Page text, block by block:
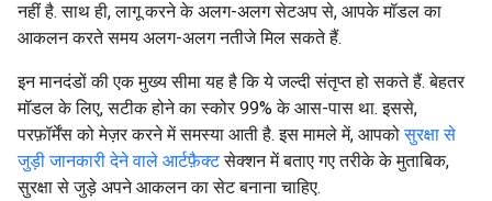
नहीं है. साथ ही, लागू करने के अलग-अलग सेटअप से, आपके मॉडल का
आकलन करते समय अलग-अलग नतीजे मिल सकते हैं.
इन मानदंडों की एक मुख्य सीमा यह है कि ये जल्दी संतृप्त हो सकते हैं. बेहतर
मॉडल के लिए, सटीक होने का स्कोर 99% के आस-पास था. इससे,
परफ़ॉर्मेंस को मेज़र करने में समस्या आती है. इस मामले में, आपकोसुरक्षा से
जुड़ी जानकारी देने वाले आर्टफ़ैक्टसेक्शन में बताए गए तरीके के मुताबिक,
सुरक्षा से जुड़े अपने आकलन का सेट बनाना चाहिए.